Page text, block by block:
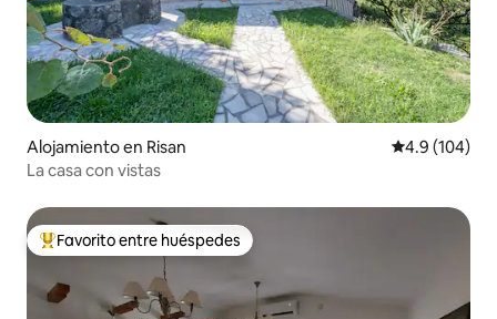
Alojamiento en Risan Calificación
4.9 (104)
La casa con vistas
Favorito entre huéspedes preferido
Favorito entre huéspedes